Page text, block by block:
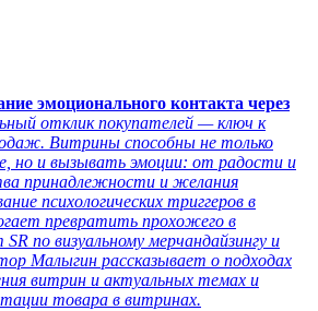
эмоционального контакта через
отклик покупателей — ключ к
Витрины способны не только
но и вызывать эмоции: от радости и
принадлежности и желания
психологических триггеров в
превратить прохожего в
по визуальному мерчандайзингу и
Малыгин рассказывает о подходах
витрин и актуальных темах и
товара в витринах.